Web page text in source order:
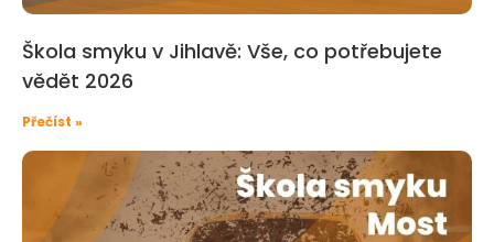
Škola smyku v Jihlavě: Vše, co potřebujete
vědět 2026
Přečíst »